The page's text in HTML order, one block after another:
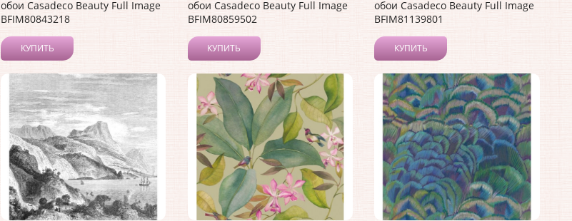
обои Casadeco Beauty Full Image
BFIM80843218
КУПИТЬ
обои Casadeco Beauty Full Image
BFIM80859502
КУПИТЬ
обои Casadeco Beauty Full Image
BFIM81139801
КУПИТЬ